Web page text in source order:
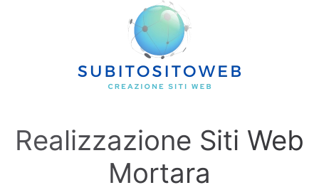
Skip to main content
Realizzazione Siti Web
Mortara